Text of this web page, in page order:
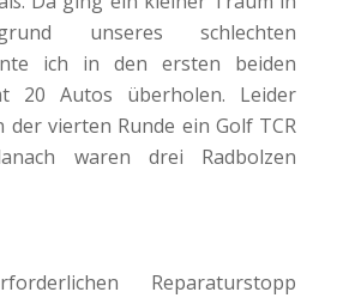
unseres schlechten
ich in den ersten beiden
20 Autos überholen. Leider
vierten Runde ein Golf TCR
waren drei Radbolzen
Reparaturstopp